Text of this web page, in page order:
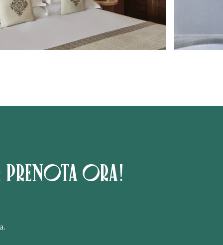
prenota ora!